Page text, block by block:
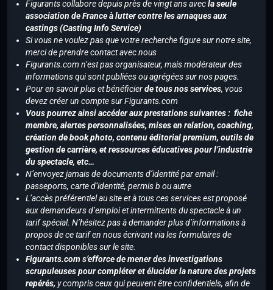
Figurants collabore depuis près de vingt ans avecla seule
association de France à lutter contre les arnaques aux
castings (Casting Info Service)
Si vous ne voulez pas que votre recherche figure sur notre site,
merci de prendre contact avec nous
Figurants.com n’est pas organisateur, mais modérateur des
informations qui sont publiées ou agrégées sur nos pages.
Pour en savoir plus et bénéficierde tous nos services, vous
devez créer un compte sur Figurants.com
Vous pourrez ainsi accéder aux prestations suivantes : fiche
membre, alertes personnalisées, mises en relation, coaching,
création de book photo, contenu éditorial premium, outils de
gestion de carrière, et ressources éducatives pour l’industrie
du spectacle, etc…
N’envoyez jamais de documents d’identité par email :
passeports, carte d’identité, permis b ou autre
L’accès préférentiel au site et à tous ces services est proposé
aux demandeurs d’emploi et intermittents du spectacle à un
tarif spécial. N’hésitez pas à demander plus d’informations à
propos de ce tarif en nous écrivant via les formulaires de
contact disponibles sur le site.
Figurants.com s’efforce de mener des investigations
scrupuleuses pour compléter et élucider la nature des projets
repérés, y compris ceux qui peuvent être confidentiels, afin de